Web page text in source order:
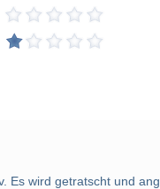
Es wird getratscht und